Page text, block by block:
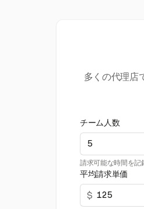
多くの代理店
チーム人数
請求可能な時間を記
平均請求単価
$